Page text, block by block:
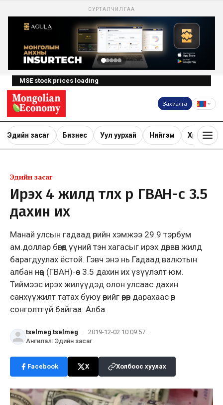
СУРТАЛЧИЛГАА
MSE stock prices loading
Захиалга
Эдийн засаг Бизнес Уул уурхай Нийгэм Хөрөнгө
Эдийн засаг
Ирэх 4 жилд төлөх өр ГВАН-өөс 3.5
дахин их
Манай улсын гадаад өрийн хэмжээ 29.9 тэрбум
ам.доллар бөгөөд үүний тэн хагасыг ирэх дөрвөн жилд
барагдуулах ёстой. Гэвч энэ нь Гадаад валютын
албан нөөц (ГВАН)-өөс 3.5 дахин их үзүүлэлт юм.
Тиймээс ирэх жилүүдэд олон улсаас дахин
санхүүжилт татах буюу өрийг өрөөр дарахаас өөр
сонголтгүй байгаа. Алба
tselmeg tselmeg · 2019-12-02 10:09:57 ·
Ангилал: Эдийн засаг
Facebook X Холбоос хуулах